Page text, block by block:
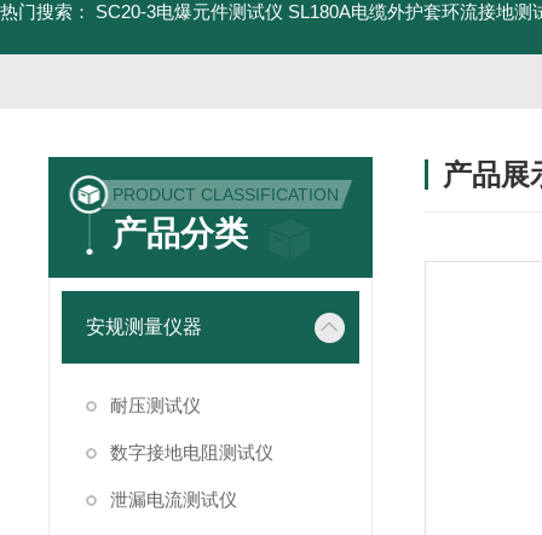
热门搜索： SC20-3电爆元件测试仪 SL180A电缆外护套环流接地测
PRODUCT CLASSIFICATION
产品分类
安规测量仪器
耐压测试仪
数字接地电阻测试仪
泄漏电流测试仪
产品展